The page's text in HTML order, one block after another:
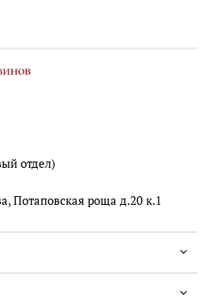
отдел)
Потаповская роща д.20 к.1